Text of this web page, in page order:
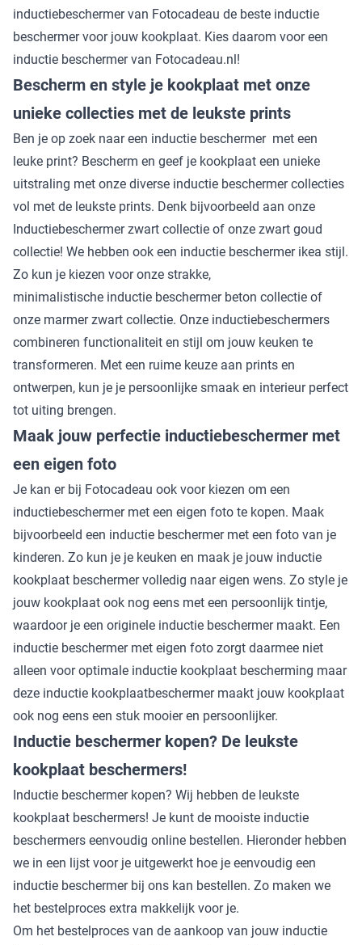
inductiebeschermer van Fotocadeau de beste inductie
beschermer voor jouw kookplaat. Kies daarom voor een
inductie beschermer van Fotocadeau.nl!
Bescherm en style je kookplaat met onze
unieke collecties met de leukste prints
Ben je op zoek naar een inductie beschermer met een
leuke print? Bescherm en geef je kookplaat een unieke
uitstraling met onze diverse inductie beschermer collecties
vol met de leukste prints. Denk bijvoorbeeld aan onze
Inductiebeschermer zwart collectie of onze zwart goud
collectie! We hebben ook een inductie beschermer ikea stijl.
Zo kun je kiezen voor onze strakke,
minimalistische inductie beschermer beton collectie of
onze marmer zwart collectie. Onze inductiebeschermers
combineren functionaliteit en stijl om jouw keuken te
transformeren. Met een ruime keuze aan prints en
ontwerpen, kun je je persoonlijke smaak en interieur perfect
tot uiting brengen.
Maak jouw perfectie inductiebeschermer met
een eigen foto
Je kan er bij Fotocadeau ook voor kiezen om een
inductiebeschermer met een eigen foto te kopen. Maak
bijvoorbeeld een inductie beschermer met een foto van je
kinderen. Zo kun je je keuken en maak je jouw inductie
kookplaat beschermer volledig naar eigen wens. Zo style je
jouw kookplaat ook nog eens met een persoonlijk tintje,
waardoor je een originele inductie beschermer maakt. Een
inductie beschermer met eigen foto zorgt daarmee niet
alleen voor optimale inductie kookplaat bescherming maar
deze inductie kookplaatbeschermer maakt jouw kookplaat
ook nog eens een stuk mooier en persoonlijker.
Inductie beschermer kopen? De leukste
kookplaat beschermers!
Inductie beschermer kopen? Wij hebben de leukste
kookplaat beschermers! Je kunt de mooiste inductie
beschermers eenvoudig online bestellen. Hieronder hebben
we in een lijst voor je uitgewerkt hoe je eenvoudig een
inductie beschermer bij ons kan bestellen. Zo maken we
het bestelproces extra makkelijk voor je.
Om het bestelproces van de aankoop van jouw inductie